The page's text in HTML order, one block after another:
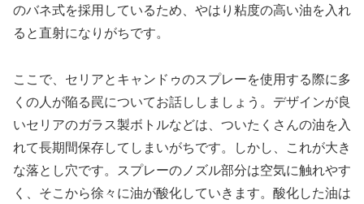
のバネ式を採用しているため、やはり粘度の高い油を入れ
ると直射になりがちです。
ここで、セリアとキャンドゥのスプレーを使用する際に多
くの人が陥る罠についてお話ししましょう。デザインが良
いセリアのガラス製ボトルなどは、ついたくさんの油を入
れて長期間保存してしまいがちです。しかし、これが大き
な落とし穴です。スプレーのノズル部分は空気に触れやす
く、そこから徐々に油が酸化していきます。酸化した油は